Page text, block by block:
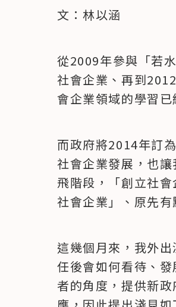
文：林以涵
從2009年參與「若
社會企業、再到
會企業領域的學習已
而政府將2014年訂
社會企業發展，也
飛階段，「創立社
社會企業」、原先
這幾個月來，我外
任後會如何看待、
者的角度，提供新